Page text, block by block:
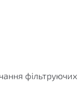
фільтруючих